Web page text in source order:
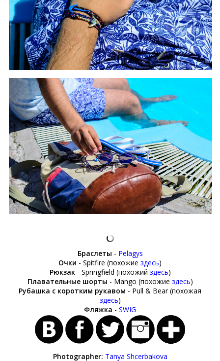
Браслеты - Pelagys
Очки - Spitfire (похожие здесь)
Рюкзак- Springfield (похожий здесь)
Плавательные шорты - Mango (похожие здесь)
Рубашка с коротким рукавом - Pull & Bear (похожая
здесь)
Фляжка - SWIG
Photographer: Tanya Shcerbakova